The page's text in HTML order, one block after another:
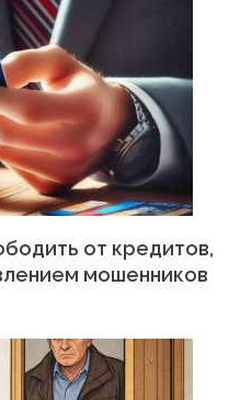
от кредитов,
мошенников